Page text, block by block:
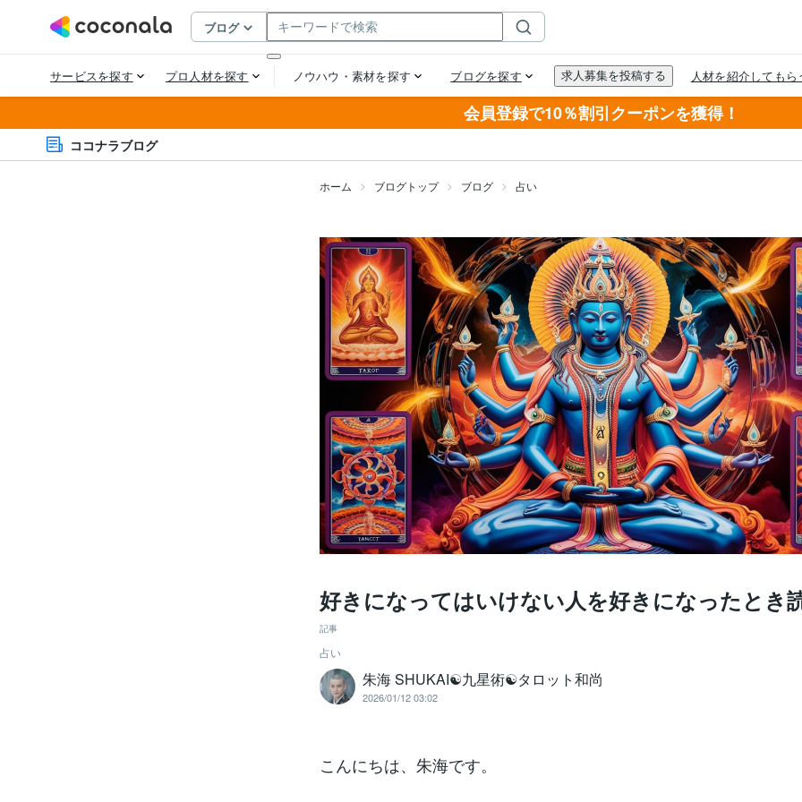
会員登録で10％割引クーポンを獲得！
ココナラブログ
ホーム ブログトップ ブログ 占い
好きになってはいけない人を好きになったとき
記事
占い
朱海 SHUKAI☯九星術☯タロット和尚
2026/01/12 03:02
こんにちは、朱海です。